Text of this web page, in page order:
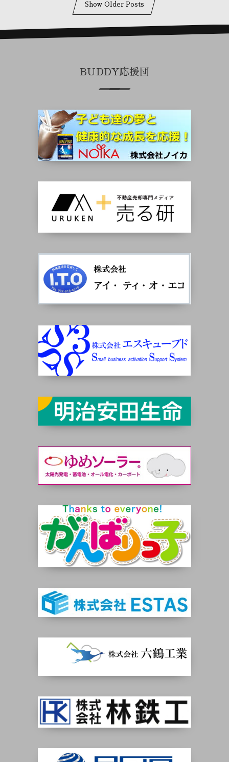
Show Older Posts
BUDDY応援団